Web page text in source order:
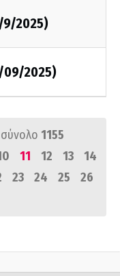
9/2025)
09/2025)
1155
11 12 13
14
23 24 25
26